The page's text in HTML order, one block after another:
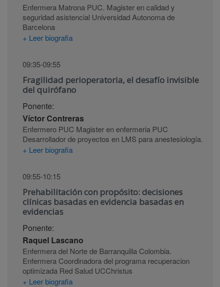
Enfermera Matrona PUC. Magister en calidad y
seguridad asistencial Universidad Autonoma de
Barcelona
+ Leer biografia
09:35-09:55
Fragilidad perioperatoria, el desafío invisible
del quirófano
Ponente:
Víctor Contreras
Enfermero PUC Magister en enfermeria PUC
Desarrollador de proyectos en LMS para anestesiología.
+ Leer biografia
09:55-10:15
Prehabilitación con propósito: decisiones
clínicas basadas en evidencia basadas en
evidencias
Ponente:
Raquel Lascano
Enfermera del Norte de Barranquilla Colombia.
Enfermera Coordinadora del programa recuperacion
optimizada Red Salud UCChristus
+ Leer biografia